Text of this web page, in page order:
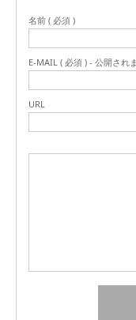
名前 ( 必須 )
E-MAIL ( 必須 ) - 公開され
URL